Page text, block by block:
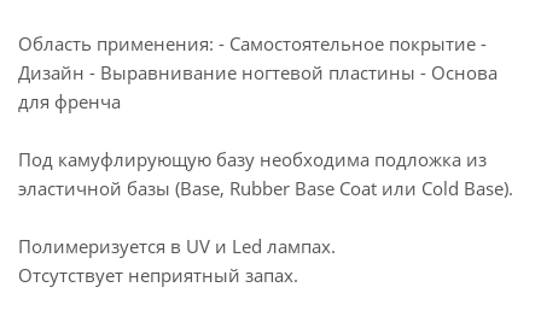
Область применения: - Самостоятельное покрытие -
Дизайн - Выравнивание ногтевой пластины - Основа
для френча
Под камуфлирующую базу необходима подложка из
эластичной базы (Base, Rubber Base Coat или Cold Base).
Полимеризуется в UV и Led лампах.
Отсутствует неприятный запах.